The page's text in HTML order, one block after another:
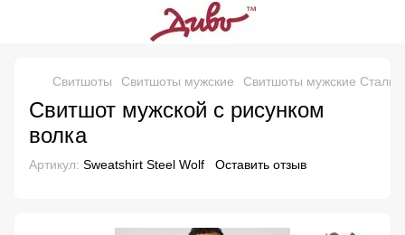
Свитшоты Свитшоты мужские Свитшоты мужские
Свитшот мужской с рисунком
волка
Артикул: Sweatshirt Steel Wolf Оставить отзыв